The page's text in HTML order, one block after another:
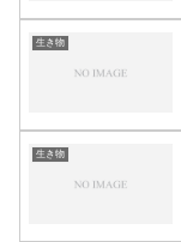
生き物
生き物